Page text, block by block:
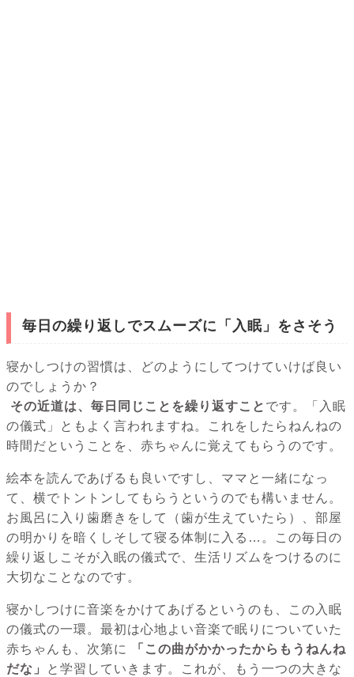
毎日の繰り返しでスムーズに「入眠」をさそう
寝かしつけの習慣は、どのようにしてつけていけば良い
のでしょうか？
その近道は、毎日同じことを繰り返すこと です。「入眠
の儀式」ともよく言われますね。これをしたらねんねの
時間だということを、赤ちゃんに覚えてもらうのです。
絵本を読んであげるも良いですし、ママと一緒になっ
て、横でトントンしてもらうというのでも構いません。
お風呂に入り歯磨きをして（歯が生えていたら）、部屋
の明かりを暗くしそして寝る体制に入る…。この毎日の
繰り返しこそが入眠の儀式で、生活リズムをつけるのに
大切なことなのです。
寝かしつけに音楽をかけてあげるというのも、この入眠
の儀式の一環。最初は心地よい音楽で眠りについていた
赤ちゃんも、次第に
「この曲がかかったからもうねんね
だな」
と学習していきます。これが、もう一つの大きな